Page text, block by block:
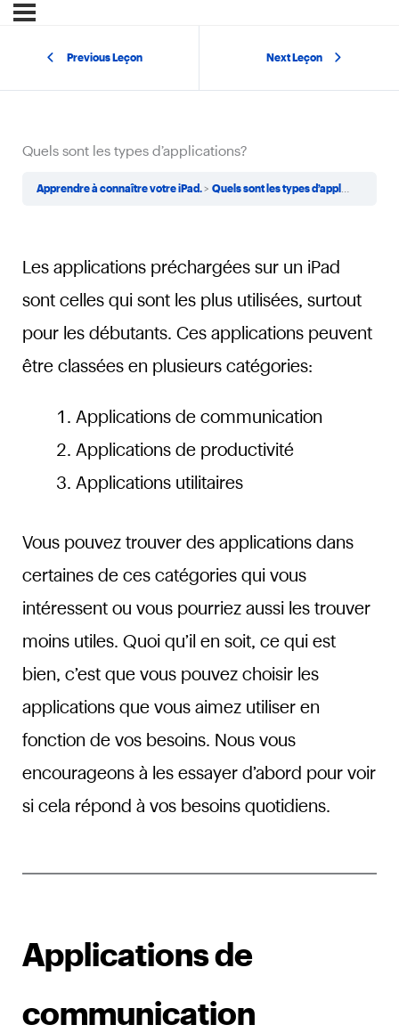
Previous Leçon Next Leçon
Quels sont les types d’applications?
Apprendre à connaître votre iPad. Quels sont les types d’applications?
Les applications préchargées sur un iPad
sont celles qui sont les plus utilisées, surtout
pour les débutants. Ces applications peuvent
être classées en plusieurs catégories:
Applications de communication
Applications de productivité
Applications utilitaires
Vous pouvez trouver des applications dans
certaines de ces catégories qui vous
intéressent ou vous pourriez aussi les trouver
moins utiles. Quoi qu’il en soit, ce qui est
bien, c’est que vous pouvez choisir les
applications que vous aimez utiliser en
fonction de vos besoins. Nous vous
encourageons à les essayer d’abord pour voir
si cela répond à vos besoins quotidiens.
Applications de
communication